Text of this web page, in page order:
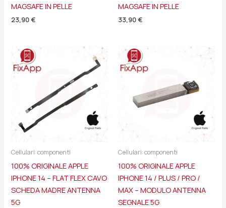
MAGSAFE IN PELLE
23,90 €
MAGSAFE IN PELLE
33,90 €
Cellulari: componenti
100% ORIGINALE APPLE
IPHONE 14 – FLAT FLEX CAVO
SCHEDA MADRE ANTENNA
5G
Cellulari: componenti
100% ORIGINALE APPLE
IPHONE 14 / PLUS / PRO /
MAX – MODULO ANTENNA
SEGNALE 5G